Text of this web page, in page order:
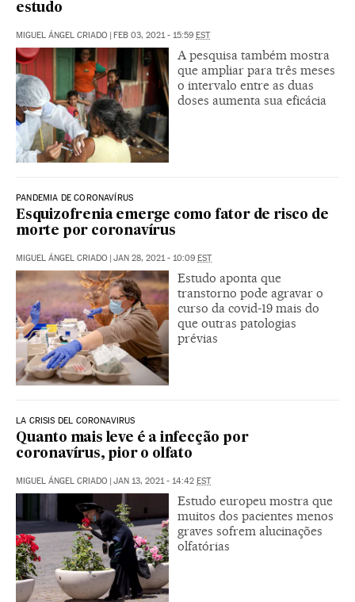
estudo
MIGUEL ÁNGEL CRIADO | FEB 03, 2021 - 15:59 EST
A pesquisa também mostra
que ampliar para três meses
o intervalo entre as duas
doses aumenta sua eficácia
PANDEMIA DE CORONAVÍRUS
Esquizofrenia emerge como fator de risco de
morte por coronavírus
MIGUEL ÁNGEL CRIADO | JAN 28, 2021 - 10:09 EST
Estudo aponta que
transtorno pode agravar o
curso da covid-19 mais do
que outras patologias
prévias
LA CRISIS DEL CORONAVIRUS
Quanto mais leve é a infecção por
coronavírus, pior o olfato
MIGUEL ÁNGEL CRIADO | JAN 13, 2021 - 14:42 EST
Estudo europeu mostra que
muitos dos pacientes menos
graves sofrem alucinações
olfatórias